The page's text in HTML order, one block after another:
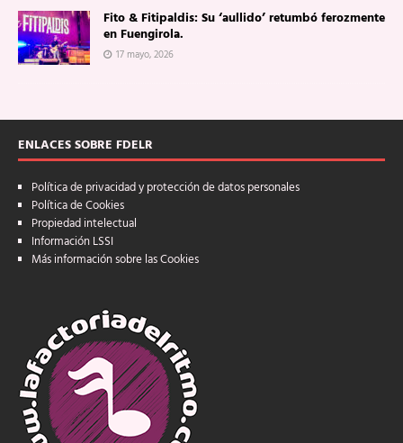
Fito & Fitipaldis: Su ‘aullido’ retumbó ferozmente
en Fuengirola.
17 mayo, 2026
ENLACES SOBRE FDELR
Política de privacidad y protección de datos personales
Política de Cookies
Propiedad intelectual
Información LSSI
Más información sobre las Cookies